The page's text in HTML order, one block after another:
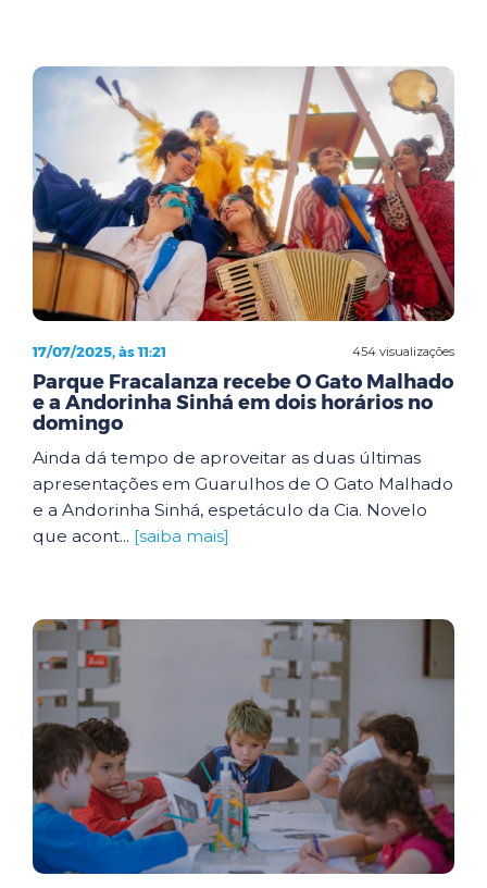
454 visualizações
17/07/2025, às 11:21
Parque Fracalanza recebe O Gato Malhado
e a Andorinha Sinhá em dois horários no
domingo
Ainda dá tempo de aproveitar as duas últimas
apresentações em Guarulhos de O Gato Malhado
e a Andorinha Sinhá, espetáculo da Cia. Novelo
que acont... [saiba mais]